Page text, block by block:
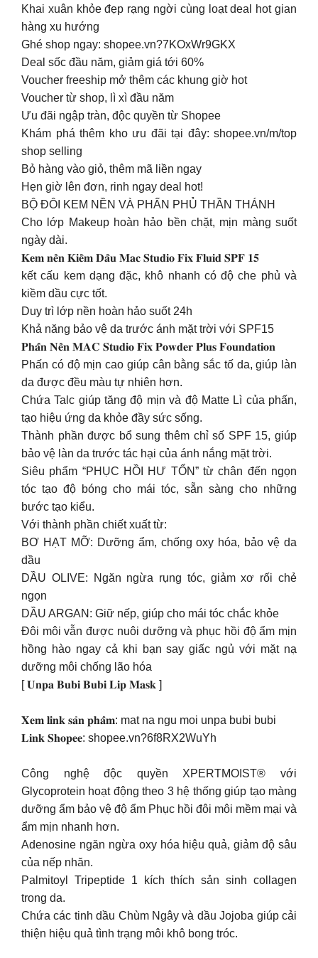
Khai xuân khỏe đẹp rạng ngời cùng loạt deal hot gian
hàng xu hướng
Ghé shop ngay: shopee.vn?7KOxWr9GKX
Deal sốc đầu năm, giảm giá tới 60%
Voucher freeship mở thêm các khung giờ hot
Voucher từ shop, lì xì đầu năm
Ưu đãi ngập tràn, độc quyền từ Shopee
Khám phá thêm kho ưu đãi tại đây: shopee.vn/m/top
shop selling
Bỏ hàng vào giỏ, thêm mã liền ngay
Hẹn giờ lên đơn, rinh ngay deal hot!
BỘ ĐÔI KEM NỀN VÀ PHẤN PHỦ THẦN THÁNH
Cho lớp Makeup hoàn hảo bền chặt, mịn màng suốt
ngày dài.
𝐊𝐞𝐦 𝐧𝐞̂̀𝐧 𝐊𝐢𝐞̂̀𝐦 𝐃𝐚̂̀𝐮 𝐌𝐚𝐜 𝐒𝐭𝐮𝐝𝐢𝐨 𝐅𝐢𝐱 𝐅𝐥𝐮𝐢𝐝 𝐒𝐏𝐅 𝟏𝟓
kết cấu kem dạng đặc, khô nhanh có độ che phủ và
kiềm dầu cực tốt.
Duy trì lớp nền hoàn hảo suốt 24h
Khả năng bảo vệ da trước ánh mặt trời với SPF15
𝐏𝐡𝐚̂́𝐧 𝐍𝐞̂̀𝐧 𝐌𝐀𝐂 𝐒𝐭𝐮𝐝𝐢𝐨 𝐅𝐢𝐱 𝐏𝐨𝐰𝐝𝐞𝐫 𝐏𝐥𝐮𝐬 𝐅𝐨𝐮𝐧𝐝𝐚𝐭𝐢𝐨𝐧
Phấn có độ mịn cao giúp cân bằng sắc tố da, giúp làn
da được đều màu tự nhiên hơn.
Chứa Talc giúp tăng độ mịn và độ Matte Lì của phấn,
tạo hiệu ứng da khỏe đầy sức sống.
Thành phần được bổ sung thêm chỉ số SPF 15, giúp
bảo vệ làn da trước tác hại của ánh nắng mặt trời.
Siêu phẩm “PHỤC HỒI HƯ TỔN” từ chân đến ngọn
tóc tạo độ bóng cho mái tóc, sẵn sàng cho những
bước tạo kiểu.
Với thành phần chiết xuất từ:
BƠ HẠT MỠ: Dưỡng ẩm, chống oxy hóa, bảo vệ da
dầu
DẦU OLIVE: Ngăn ngừa rụng tóc, giảm xơ rối chẻ
ngọn
DẦU ARGAN: Giữ nếp, giúp cho mái tóc chắc khỏe
Đôi môi vẫn được nuôi dưỡng và phục hồi độ ẩm mịn
hồng hào ngay cả khi bạn say giấc ngủ với mặt nạ
dưỡng môi chống lão hóa
[ 𝐔𝐧𝐩𝐚 𝐁𝐮𝐛𝐢 𝐁𝐮𝐛𝐢 𝐋𝐢𝐩 𝐌𝐚𝐬𝐤 ]
𝐗𝐞𝐦 𝐥𝐢𝐧𝐤 𝐬𝐚̉𝐧 𝐩𝐡𝐚̂̉𝐦: mat na ngu moi unpa bubi bubi
️𝐋𝐢𝐧𝐤 𝐒𝐡𝐨𝐩𝐞𝐞: shopee.vn?6f8RX2WuYh
Công nghệ độc quyền XPERTMOIST® với
Glycoprotein hoạt động theo 3 hệ thống giúp tạo màng
dưỡng ẩm bảo vệ độ ẩm Phục hồi đôi môi mềm mại và
ẩm mịn nhanh hơn.
Adenosine ngăn ngừa oxy hóa hiệu quả, giảm độ sâu
của nếp nhăn.
Palmitoyl Tripeptide 1 kích thích sản sinh collagen
trong da.
Chứa các tinh dầu Chùm Ngây và dầu Jojoba giúp cải
thiện hiệu quả tình trạng môi khô bong tróc.